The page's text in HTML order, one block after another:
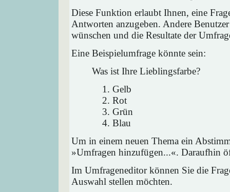
Diese Funktion erlaubt Ihnen, eine
Antworten anzugeben. Andere
wünschen und die Resultate der
Eine Beispielumfrage könnte sein:
Was ist Ihre Lieblingsfarbe?
Gelb
Rot
Grün
Blau
Um in einem neuen Thema ein
»Umfragen hinzufügen...«. Daraufhin
Im Umfrageneditor können Sie die
Auswahl stellen möchten.